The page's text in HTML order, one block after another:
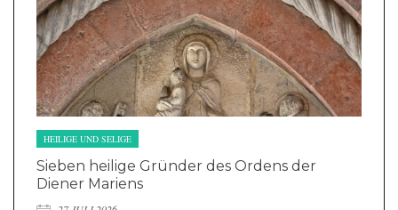
HEILIGE UND SELIGE
Sieben heilige Gründer des Ordens der
Diener Mariens